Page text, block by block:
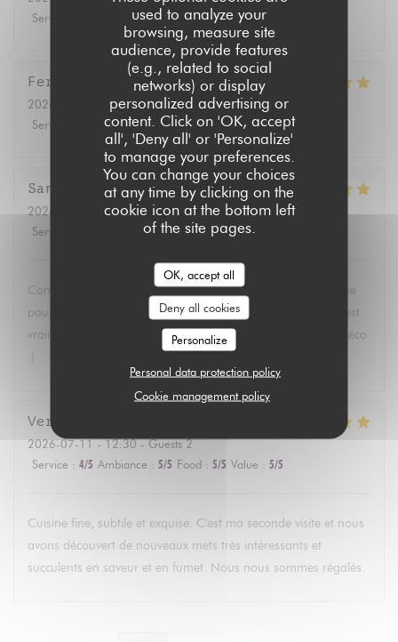
used to analyze your
browsing, measure site
audience, provide features
(e.g., related to social
networks) or display
personalized advertising or
content. Click on 'OK, accept
all', 'Deny all' or 'Personalize'
to manage your preferences.
You can change your choices
at any time by clicking on the
cookie icon at the bottom left
of the site pages.
OK, accept all
Deny all cookies
Personalize
Personal data protection policy
Cookie management policy
Service
Ambiance: 5 /5 Food: 5/5 Value:
Fernando
2026-07-11
- 12:30 - Guests 2
Service
Ambiance: 5/5 Food: 5 /5 Value: 5/5
Sandrine A
2026-07-11
- 14:30 - Guests 2
Service
Ambiance: 5/5 Food: 5/5 Value
Comme d’habitude un délice. Merci Virginia et toute l’équipe
pour la finesse de la cuisine et la gentillesse de l’accueil. C’est
vraiment une pépite ! Et encore bravo pour la magnifique déco
:)
Veronique
2026-07-11- 12:30 - Guests 2
Service : 4/5 Ambiance : 5/5 Food : 5/5 Value : 5/5
Cuisine fine, subtile et exquise. C'est ma seconde visite et nous
avons découvert de nouveaux mets très intéressants et
succulents en saveur et en fumet. Nous nous sommes régalés.